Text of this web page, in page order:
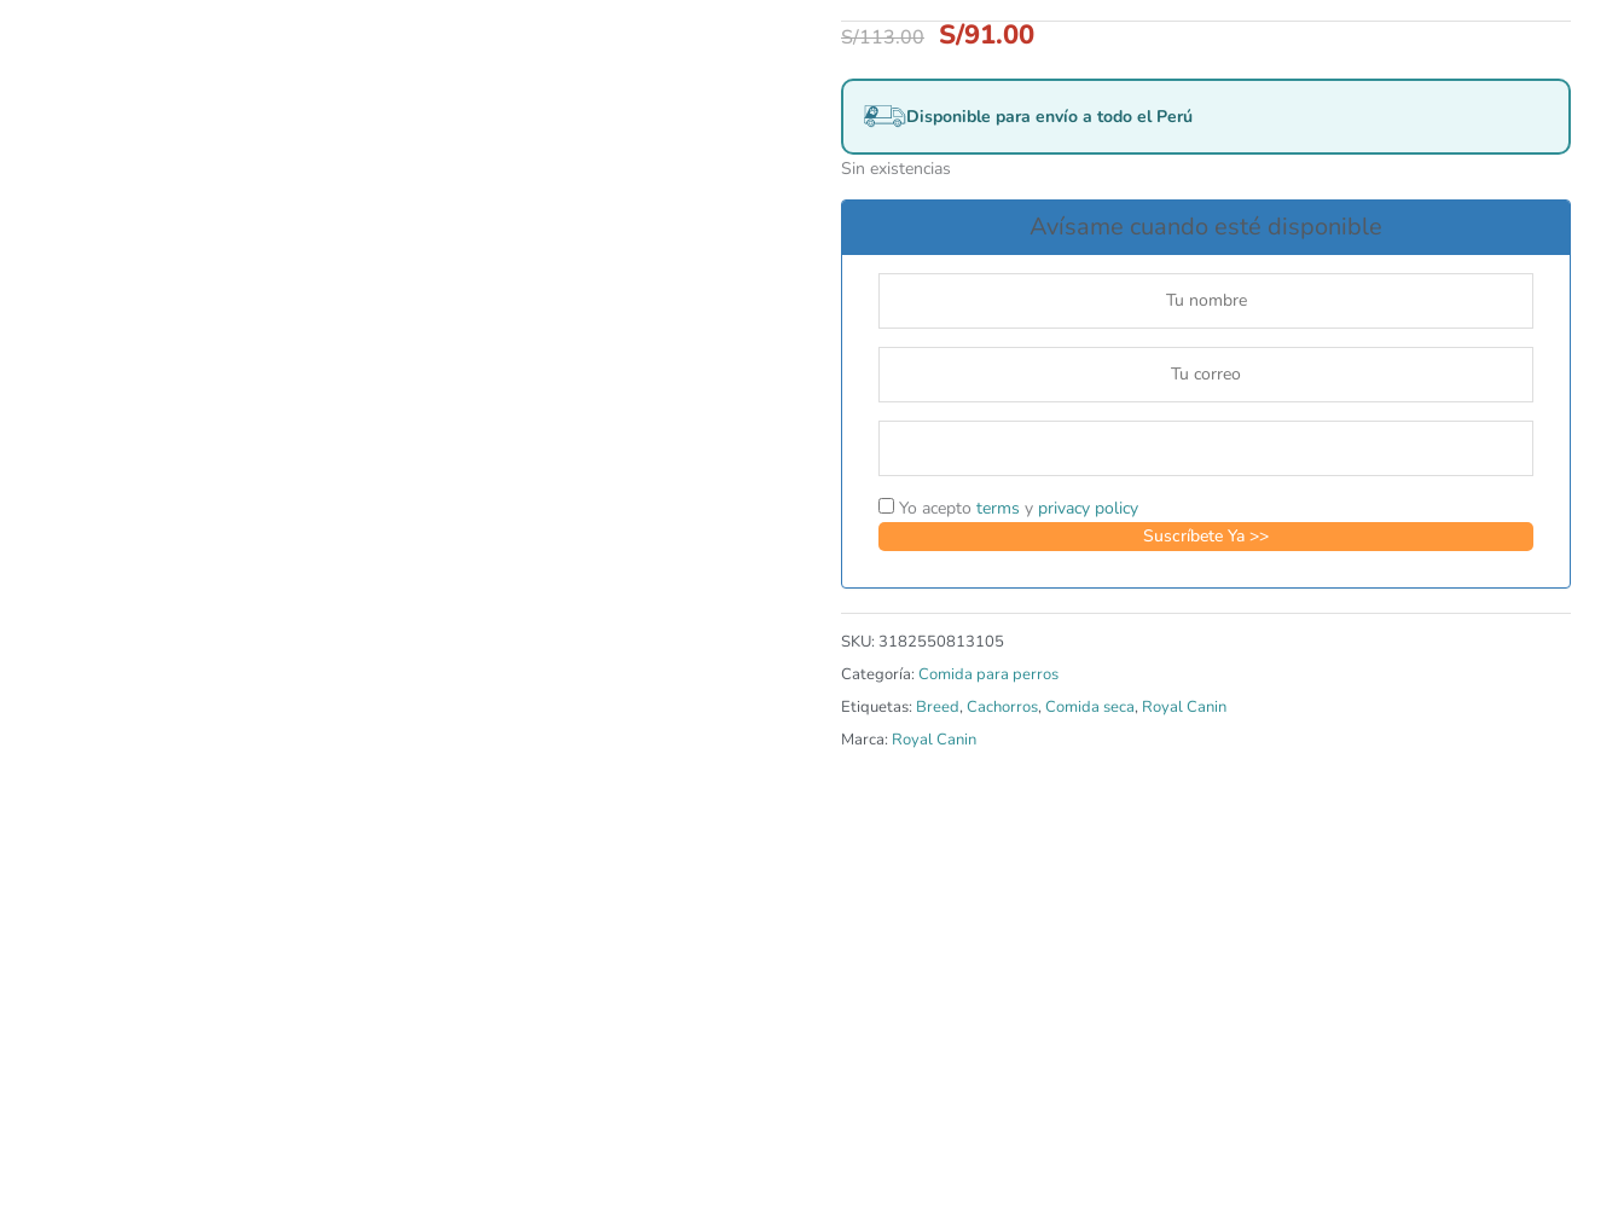
S/113.00 S/91.00
Disponible para envío a todo el Perú
Sin existencias
Avísame cuando esté disponible
Yo acepto terms y privacy policy
SKU: 3182550813105
Categoría: Comida para perros
Etiquetas: Breed,Cachorros,Comida seca, Royal Canin
Marca: Royal Canin